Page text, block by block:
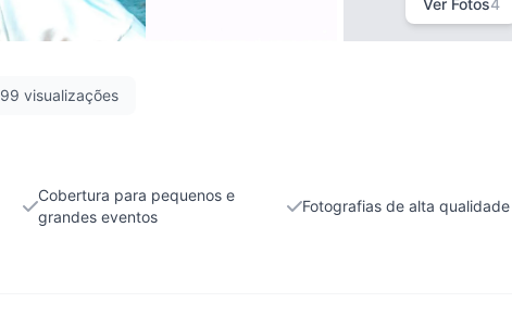
Ver Fotos4
99 visualizações
Cobertura para pequenos e
grandes eventos
Fotografias de alta qualidade